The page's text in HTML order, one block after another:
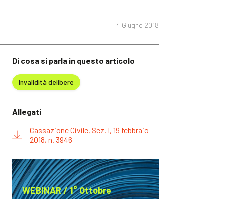
4 Giugno 2018
Di cosa si parla in questo articolo
Invalidità delibere
Allegati
Cassazione Civile, Sez. I, 19 febbraio
2018, n. 3946
WEBINAR / 1° Ottobre